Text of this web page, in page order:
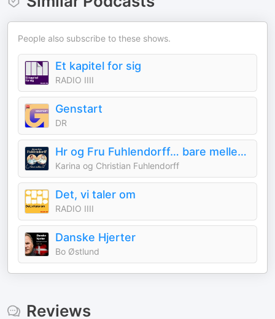
People also subscribe to these shows.
Et kapitel for sig
RADIO IIII
Genstart
DR
Hr og Fru Fuhlendorff… bare mellem os
Karina og Christian Fuhlendorff
Det, vi taler om
RADIO IIII
Danske Hjerter
Bo Østlund
Reviews